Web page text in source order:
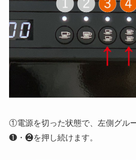
①電源を切った状態で、左側グル
❶・❷を押し続けます。